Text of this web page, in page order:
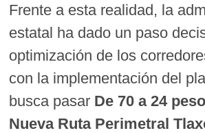
Frente a esta realidad, la
estatal ha dado un paso
optimización de los
con la implementación del
busca pasar De 70 a 24
Nueva Ruta Perimetral